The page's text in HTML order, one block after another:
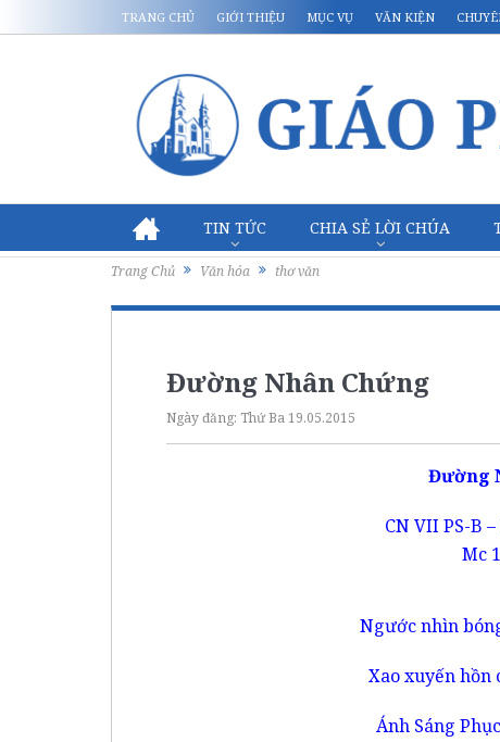
TRANG CHỦ GIỚI THIỆU MỤC VỤ VĂN KIỆN
TIN TỨC CHIA SẺ LỜI CHÚA
Trang Chủ Văn hóa thơ văn
Đường Nhân Chứng
Ngày đăng: Thứ Ba 19.05.2015
Đường
CN VII PS-B
Mc
Ngước nhìn
Xao xuyến
Ánh Sáng